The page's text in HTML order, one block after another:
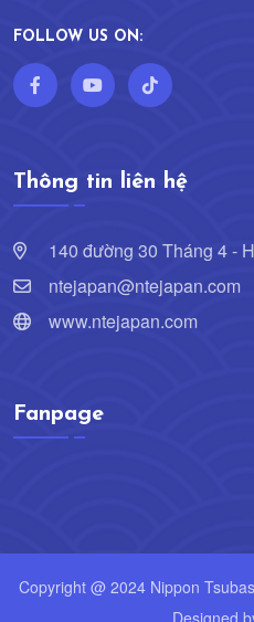
FOLLOW US ON:
Thông tin liên hệ
140 đường 30 Tháng 4 -
ntejapan@ntejapan.com
www.ntejapan.com
Fanpage
Copyright @ 2024 Nippon